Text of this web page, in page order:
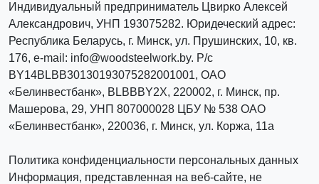
Индивидуальный предприниматель Цвирко Алексей
Александрович, УНП 193075282. Юридеческий адрес:
Республика Беларусь, г. Минск, ул. Прушинских, 10, кв.
176, e-mail: info@woodsteelwork.by. Р/с
BY14BLBB30130193075282001001, ОАО
«Белинвестбанк», BLBBBY2X, 220002, г. Минск, пр.
Машерова, 29, УНП 807000028 ЦБУ № 538 ОАО
«Белинвестбанк», 220036, г. Минск, ул. Коржа, 11а
Политика конфиденциальности персональных данных
Информация, представленная на веб-сайте, не